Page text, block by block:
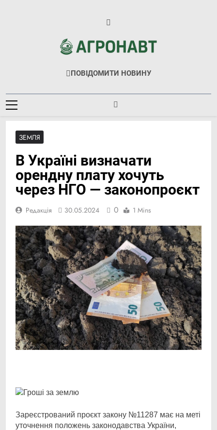
Агронавт
Новини Українського Агробізнесу
ПОВІДОМИТИ НОВИНУ
ЗЕМЛЯ
В Україні визначати
орендну плату хочуть
через НГО — законопроєкт
Редакція 30.05.2024 0 1 Mins
Зареєстрований проєкт закону №11287 має на меті
уточнення положень законодавства України,